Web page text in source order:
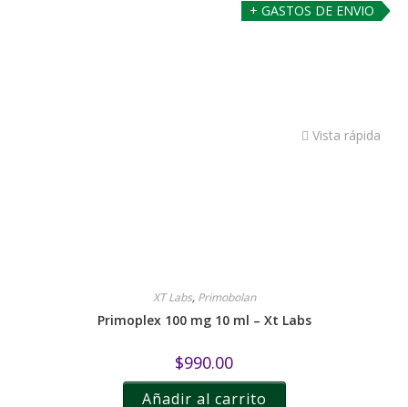
+ GASTOS DE ENVIO
Vista rápida
XT Labs, Primobolan
Primoplex 100 mg 10 ml – Xt Labs
$990.00
Añadir al carrito